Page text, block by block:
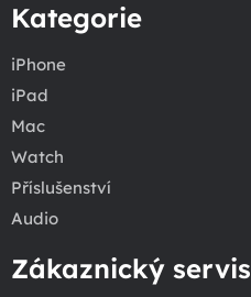
Kategorie
iPhone
iPad
Mac
Watch
Příslušenství
Audio
Zákaznický servis